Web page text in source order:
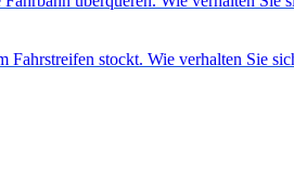
Fahrstreifen stockt. Wie verhalten Sie